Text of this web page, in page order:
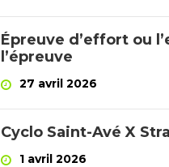
Épreuve d’effort ou
l’épreuve
27 avril 2026
Cyclo Saint-Avé X
1 avril 2026